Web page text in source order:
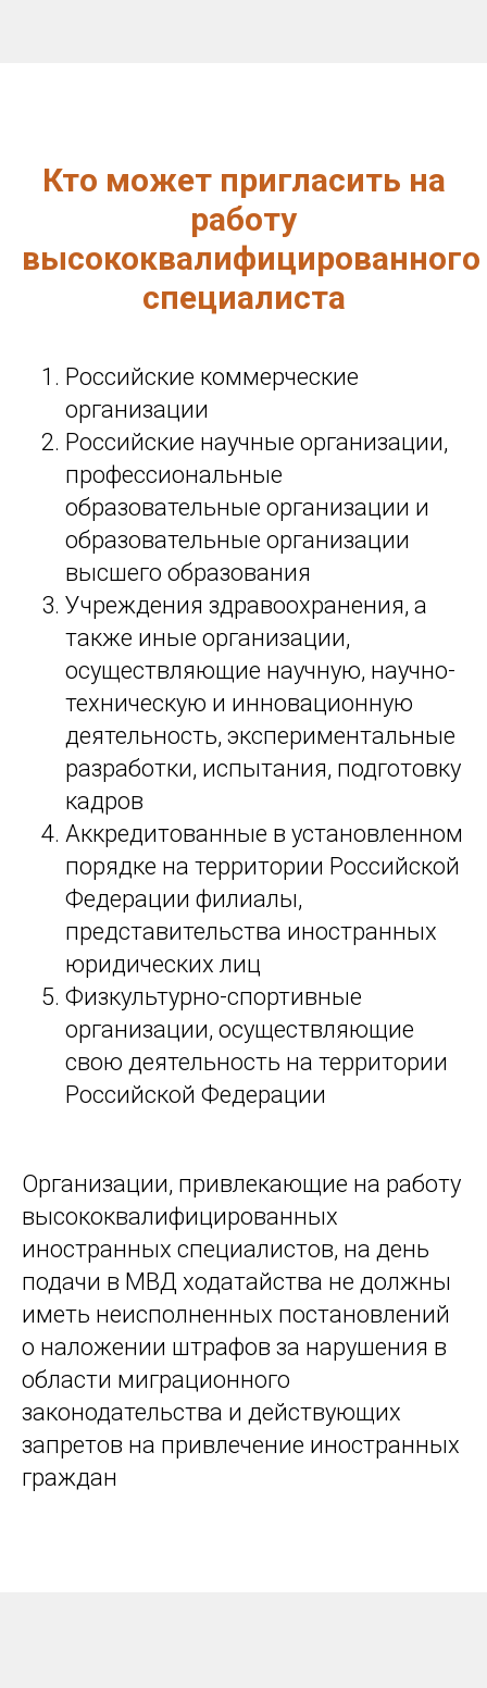
Кто может пригласить на
работу
высококвалифицированного
специалиста
Российские коммерческие
организации
Российские научные организации,
профессиональные
образовательные организации и
образовательные организации
высшего образования
Учреждения здравоохранения, а
также иные организации,
осуществляющие научную, научно-
техническую и инновационную
деятельность, экспериментальные
разработки, испытания, подготовку
кадров
Аккредитованные в установленном
порядке на территории Российской
Федерации филиалы,
представительства иностранных
юридических лиц
Физкультурно-спортивные
организации, осуществляющие
свою деятельность на территории
Российской Федерации
Организации, привлекающие на работу
высококвалифицированных
иностранных специалистов, на день
подачи в МВД ходатайства не должны
иметь неисполненных постановлений
о наложении штрафов за нарушения в
области миграционного
законодательства и действующих
запретов на привлечение иностранных
граждан